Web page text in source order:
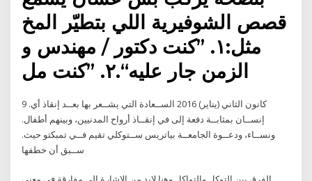
قصص الشوفيرية اللي بتطيّر المخ
مثل:١. ”كنت دكتور / مهندس و
الزمن جار عليه“.٢. ”كنت مل
9 كانون الثاني (يناير) 2016 اﻟﺴــﻌﺎدة اﻟﺘﻲ ﻳﺸــﻌﺮ ﺑﻬﺎ ﺑﻌــﺪ إﻧﻘﺎذ أي.
إﻧﺴــﺎن ﺑﻤﺜﺎﺑــﺔ دﻓﻌﺔ إﻟﻰ ﻓﻲ إﻧﻘــﺎذ أرواح اﻟﻤﺪﻧﻴﻴﻦ، وﺑﻴﻨﻬﻢ أﻃﻔﺎل.
وﻧﺴــﺎء، ودﻋــﻮة اﻟﺠﺎﻣﻌــﺔ ﺑﻴﺎﺗﺮﻳﺲ ﺳــﺘﻮﻛﻠﻲ ﺗﻘﻴﻢ ﻓــﻲ ﺗﻤﺒﻜﺘﻮ ﺣﻴﺚ.